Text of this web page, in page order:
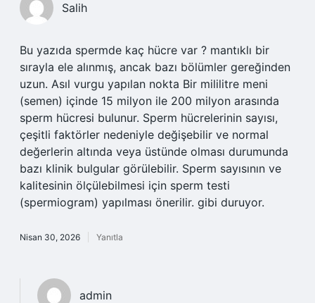
Salih
Bu yazıda spermde kaç hücre var ? mantıklı bir
sırayla ele alınmış, ancak bazı bölümler gereğinden
uzun. Asıl vurgu yapılan nokta Bir mililitre meni
(semen) içinde 15 milyon ile 200 milyon arasında
sperm hücresi bulunur. Sperm hücrelerinin sayısı,
çeşitli faktörler nedeniyle değişebilir ve normal
değerlerin altında veya üstünde olması durumunda
bazı klinik bulgular görülebilir. Sperm sayısının ve
kalitesinin ölçülebilmesi için sperm testi
(spermiogram) yapılması önerilir. gibi duruyor.
Nisan 30, 2026 Yanıtla
admin